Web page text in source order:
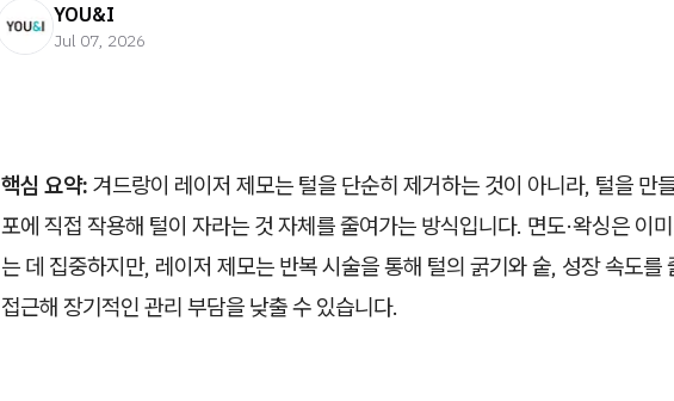
YOU&I
Jul 07, 2026
핵심 요약: 겨드랑이 레이저 제모는 털을 단순히 제거하는 것이 아니라, 털을 만
포에 직접 작용해 털이 자라는 것 자체를 줄여가는 방식입니다. 면도·왁싱은 이
는 데 집중하지만, 레이저 제모는 반복 시술을 통해 털의 굵기와 숱, 성장 속도를
접근해 장기적인 관리 부담을 낮출 수 있습니다.